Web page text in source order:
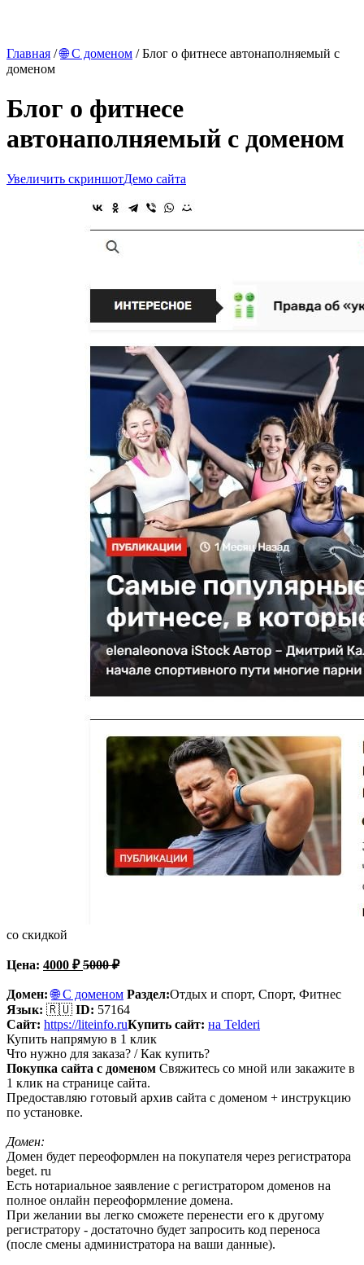
Главная /🌐 С доменом / Блог о фитнесе автонаполняемый с
доменом
Блог о фитнесе
автонаполняемый с доменом
Увеличить скриншотДемо сайта
со скидкой
Цена: 4000 ₽ 5000₽
Домен: 🌐 С доменом Раздел:Отдых и спорт, Спорт, Фитнес
Язык: 🇷🇺 ID: 57164
Сайт: https://liteinfo.ruКупить сайт: на Telderi
Купить напрямую в 1 клик
Что нужно для заказа? / Как купить?
Покупка сайта с доменом Свяжитесь со мной или закажите в
1 клик на странице сайта.
Предоставляю готовый архив сайта с доменом + инструкцию
по установке.
Домен:
Домен будет переоформлен на покупателя через регистратора
beget. ru
Есть нотариальное заявление с регистратором доменов на
полное онлайн переоформление домена.
При желании вы легко сможете перенести его к другому
регистратору - достаточно будет запросить код переноса
(после смены администратора на ваши данные).